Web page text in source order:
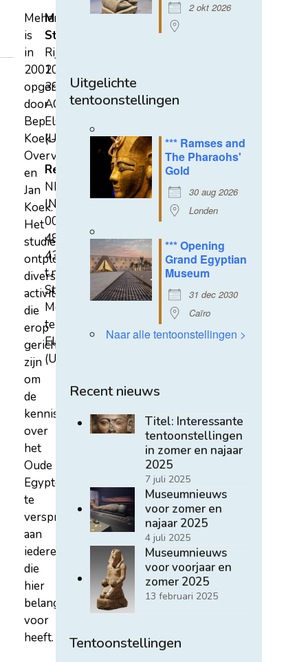
2 okt 2026
Uitgelichte
tentoonstellingen
*** Ramses and
The Pharaohs'
Gold
30 aug 2026
Londen
*** Opening
Grand Egyptian
Museum
31 dec 2030
Caïro
Naar alle tentoonstellingen >
Recent nieuws
Titel: Interessante
tentoonstellingen
in zomer en najaar
2025
7 juli 2025
Museumnieuws
voor zomer en
najaar 2025
4 juli 2025
Museumnieuws
voor voorjaar en
zomer 2025
13 februari 2025
Tentoonstellingen
Mehen
is
in
2002
opgericht
door
Bep
Koek-
Overvest
en
Jan
Koek.
Het
studiecentrum
ontplooit
diverse
activiteiten
die
erop
gericht
zijn
om
de
kennis
over
het
Oude
Egypte
te
verspreiden
aan
iedereen
die
hier
belangstelling
voor
heeft.
Mehen
Studiecentrum
Rijksstraatweg
107A
3921
AC
Elst
(U)
Rekeningnummer
NL31
INGB
0007
4852
43
t.n.v.
Stichting
Mehen
te
Elst
(U)